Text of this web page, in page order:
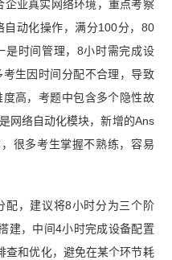
企业真实网络环境，重点考察
自动化操作，满分100分，80
是时间管理，8小时需完成设
生因时间分配不合理，导致
高，考题中包含多个隐性故
网络自动化模块，新增的Ans
很多考生掌握不熟练，容易
配，建议将8小时分为三个阶
建，中间4小时完成设备配置
查和优化，避免在某个环节耗